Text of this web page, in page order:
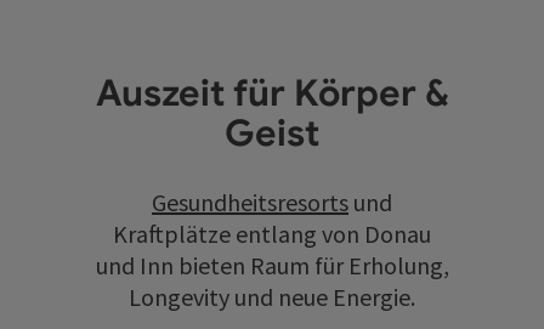
Auszeit für Körper &
Geist
Gesundheitsresorts und
Kraftplätze entlang von Donau
und Inn bieten Raum für Erholung,
Longevity und neue Energie.